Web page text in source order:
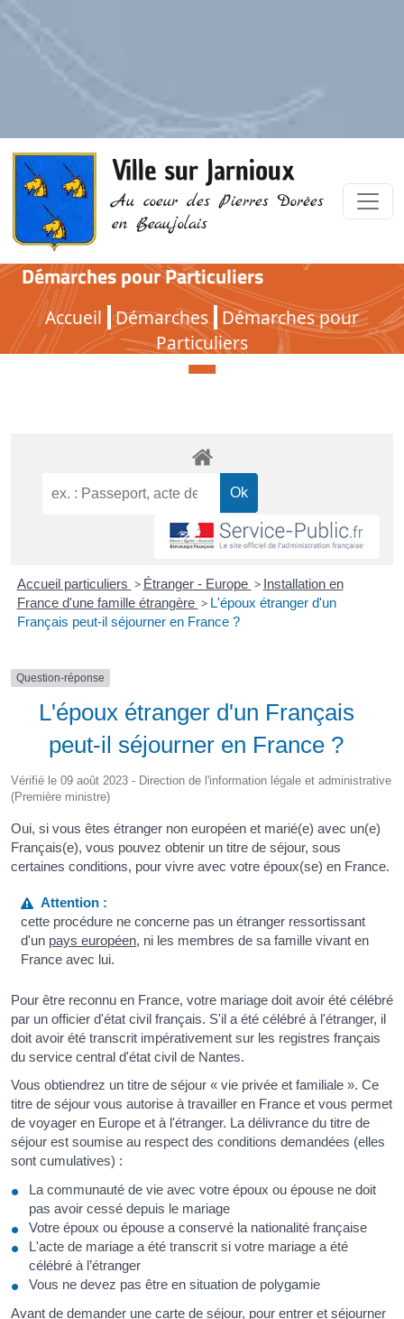
Ville sur Jarnioux
Au coeur des Pierres Dorées
en Beaujolais
Démarches pour Particuliers
Accueil Démarches Démarches pour
Particuliers
Démarches pour Particuliers
Accueil particuliers > Étranger - Europe > Installation en
France d'une famille étrangère > L'époux étranger d'un
Français peut-il séjourner en France ?
Question-réponse
L'époux étranger d'un Français
peut-il séjourner en France ?
Vérifié le 09 août 2023 - Direction de l'information légale et administrative
(Première ministre)
Oui, si vous êtes étranger non européen et marié(e) avec un(e)
Français(e), vous pouvez obtenir un titre de séjour, sous
certaines conditions, pour vivre avec votre époux(se) en France.
Attention :
cette procédure ne concerne pas un étranger ressortissant
d'un pays européen, ni les membres de sa famille vivant en
France avec lui.
Pour être reconnu en France, votre mariage doit avoir été célébré
par un officier d'état civil français. S'il a été célébré à l'étranger, il
doit avoir été transcrit impérativement sur les registres français
du service central d'état civil de Nantes.
Vous obtiendrez un titre de séjour « vie privée et familiale ». Ce
titre de séjour vous autorise à travailler en France et vous permet
de voyager en Europe et à l'étranger. La délivrance du titre de
séjour est soumise au respect des conditions demandées (elles
sont cumulatives) :
La communauté de vie avec votre époux ou épouse ne doit
pas avoir cessé depuis le mariage
Votre époux ou épouse a conservé la nationalité française
L'acte de mariage a été transcrit si votre mariage a été
célébré à l’étranger
Vous ne devez pas être en situation de polygamie
Avant de demander une carte de séjour, pour entrer et séjourner